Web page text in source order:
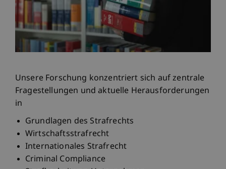
Unsere Forschung konzentriert sich auf zentrale
Fragestellungen und aktuelle Herausforderungen
in
Grundlagen des Strafrechts
Wirtschaftsstrafrecht
Internationales Strafrecht
Criminal Compliance